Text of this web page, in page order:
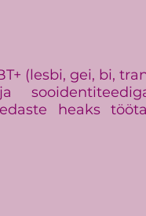
(lesbi, gei, bi,
heaks